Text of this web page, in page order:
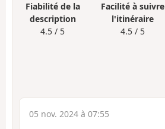
Fiabilité de la
description
4.5 / 5
Facilité à suivre
l'itinéraire
4.5 / 5
05 nov. 2024 à 07:55